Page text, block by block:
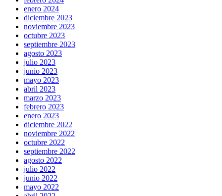
enero 2024
diciembre 2023
noviembre 2023
octubre 2023
septiembre 2023
agosto 2023
julio 2023
junio 2023
mayo 2023
abril 2023
marzo 2023
febrero 2023
enero 2023
diciembre 2022
noviembre 2022
octubre 2022
septiembre 2022
agosto 2022
julio 2022
junio 2022
mayo 2022